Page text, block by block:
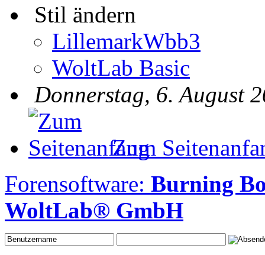
Stil ändern
LillemarkWbb3
WoltLab Basic
Donnerstag, 6. August
Zum
Forensoftware: Burning
WoltLab® GmbH